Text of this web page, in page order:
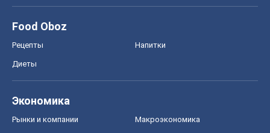
Food Oboz
Рецепты Напитки
Диеты
Экономика
Рынки и компании Mакроэкономика